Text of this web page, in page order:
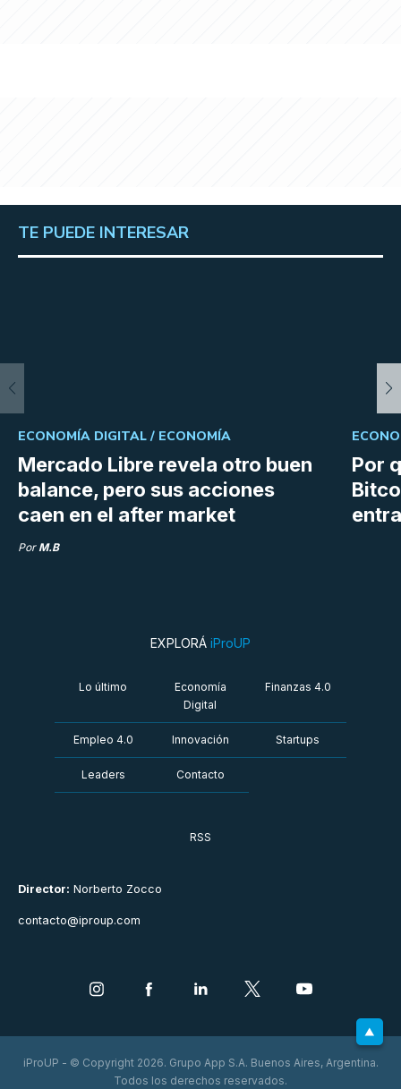
TE PUEDE INTERESAR
Mercado Libre revela otro buen
balance, pero sus acciones
caen en el after market
ECONOMÍA DIGITAL / ECONOMÍA
Por M.B
Por
Director: Norberto Zocco
contacto@iproup.com
EXPLORÁ iProUP
Lo último
Economía
Digital
Finanzas 4.0
Empleo 4.0 Innovación Startups
Leaders Contacto
RSS
iProUP - © Copyright 2026. Grupo App S.A. Buenos Aires, Argentina.
Todos los derechos reservados.